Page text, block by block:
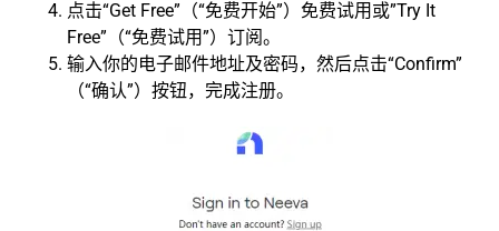
点击“Get Free”（“免费开始”）免费试用或”Try It
Free”（“免费试用”）订阅。
输入你的电子邮件地址及密码，然后点击“Confirm”
（“确认”）按钮，完成注册。